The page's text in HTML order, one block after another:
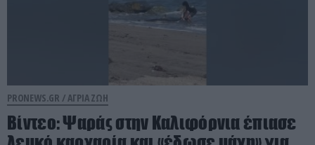
PRONEWS.GR / ΑΓΡΙΑ ΖΩΗ
Βίντεο: Ψαράς στην Καλιφόρνια έπιασε